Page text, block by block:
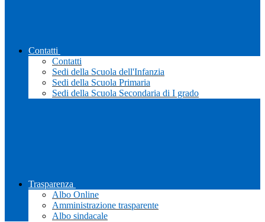
Contatti
Contatti
Sedi della Scuola dell'Infanzia
Sedi della Scuola Primaria
Sedi della Scuola Secondaria di I grado
Trasparenza
Albo Online
Amministrazione trasparente
Albo sindacale